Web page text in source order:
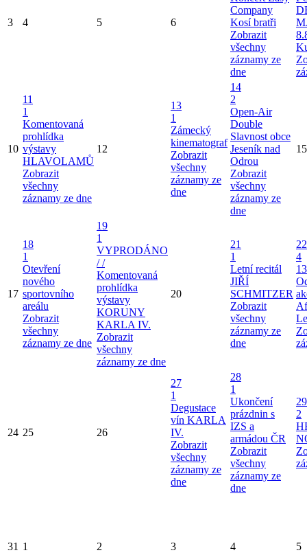
3 4 5 6
Company
Kosí bratři
Zobrazit
všechny
záznamy ze
dne
10
11
1
Komentovaná
prohlídka
výstavy
HLAVOLAMŮ
Zobrazit
všechny
záznamy ze dne
12
13
1
Zámecký
kinematograf
Zobrazit
všechny
záznamy ze
dne
14
2
Open-Air
Double
Slavnost obce
Jeseník nad
Odrou
Zobrazit
všechny
záznamy ze
dne
15
17
18
1
Otevření
nového
sportovního
areálu
Zobrazit
všechny
záznamy ze dne
19
1
VYPRODÁNO
/ /
Komentovaná
prohlídka
výstavy
KORUNY
KARLA IV.
Zobrazit
všechny
záznamy ze dne
20
21
1
Letní recitál
JIŘÍ
SCHMITZER
Zobrazit
všechny
záznamy ze
dne
22
4
24 25 26
27
1
Degustace
vín KARLA
IV.
Zobrazit
všechny
záznamy ze
dne
28
1
Ukončení
prázdnin s
IZS a
armádou ČR
Zobrazit
všechny
záznamy ze
dne
29
2
31 1 2 3 4 5